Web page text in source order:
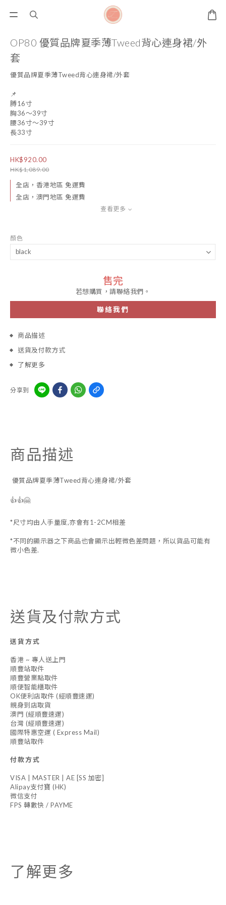
OP80 優質品牌夏季薄Tweed背心連身裙/外
套
優質品牌夏季薄Tweed背心連身裙/外套
📌
膊16寸
胸36～39寸
腰36寸～39寸
長33寸
HK$920.00
HK$1,089.00
全店，香港地區 免運費
全店，澳門地區 免運費
查看更多
顏色
售完
若想購買，請聯絡我們。
聯絡我們
商品描述
送貨及付款方式
了解更多
分享到
商品描述
優質品牌夏季薄Tweed背心連身裙/外套
👍👍🤗
*尺寸均由人手量度,亦會有1-2CM相差
*不同的顯示器之下商品也會顯示出輕微色差問題，所以貨品可能有
微小色差.
送貨及付款方式
送貨方式
香港 ~ 專人送上門
順豐站取件
順豐營業點取件
順便智能櫃取件
OK便利店取件 (經順豐速運)
親身到店取貨
澳門 (經順豐速運)
台灣 (經順豐速運)
國際特惠空運 ( Express Mail)
順豐站取件
付款方式
VISA | MASTER | AE [SS 加密]
Alipay支付寶 (HK)
微信支付
FPS 轉數快 / PAYME
了解更多